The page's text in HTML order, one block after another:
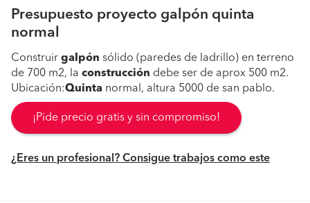
Presupuesto proyecto galpón quinta
normal
Construir galpón sólido (paredes de ladrillo) en terreno
de 700 m2, la construcción debe ser de aprox 500 m2.
Ubicación:Quinta normal, altura 5000 de san pablo.
¡Pide precio gratis y sin compromiso!
¿Eres un profesional? Consigue trabajos como este